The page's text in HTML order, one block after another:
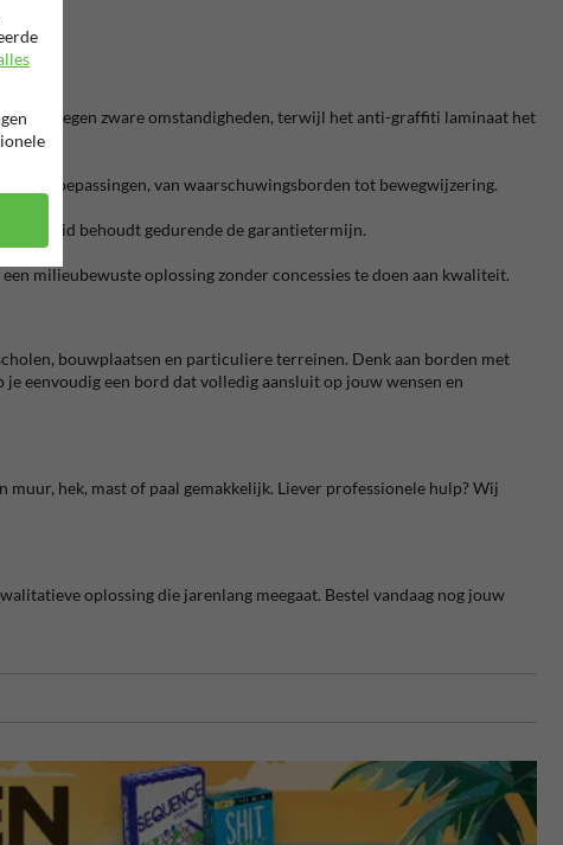
tegen zware omstandigheden, terwijl het anti-graffiti laminaat het
toepassingen, van waarschuwingsborden tot bewegwijzering.
behoudt gedurende de garantietermijn.
milieubewuste oplossing zonder concessies te doen aan kwaliteit.
bouwplaatsen en particuliere terreinen. Denk aan borden met
eenvoudig een bord dat volledig aansluit op jouw wensen en
hek, mast of paal gemakkelijk. Liever professionele hulp? Wij
oplossing die jarenlang meegaat. Bestel vandaag nog jouw